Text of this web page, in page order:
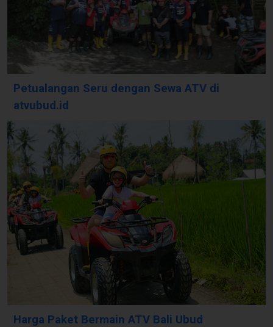
Petualangan Seru dengan Sewa ATV di
atvubud.id
Harga Paket Bermain ATV Bali Ubud